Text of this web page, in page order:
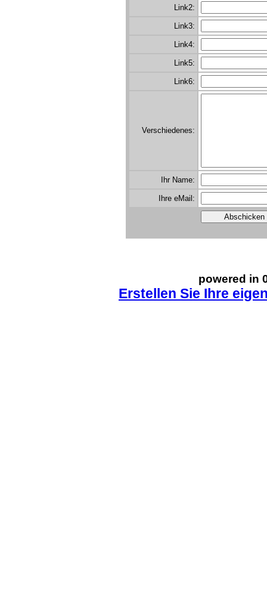
Link2:
Link3:
Link4:
Link5:
Link6:
Verschiedenes:
Ihr Name:
Ihre eMail:
powered in
Erstellen Sie Ihre